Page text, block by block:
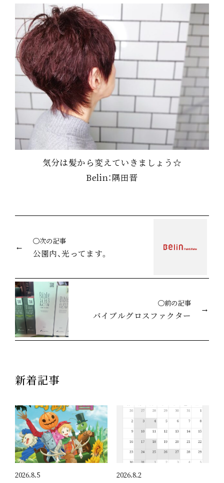
気分は髪から変えていきましょう☆
Belin：隅田晋
◯次の記事
公園内、光ってます。
◯前の記事
バイブルグロスファクター
新着記事
2026.8.5 2026.8.2